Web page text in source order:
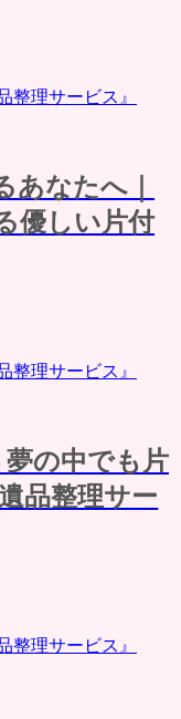
整理サービス』
あなたへ｜
優しい片付
整理サービス』
の中でも片
品整理サー
整理サービス』